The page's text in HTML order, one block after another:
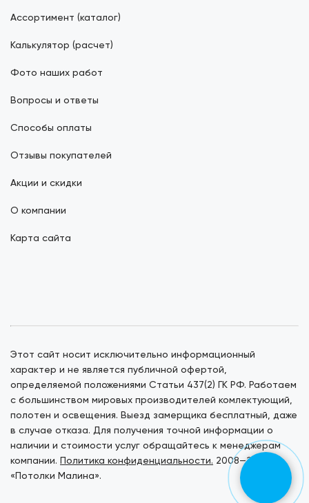
Ассортимент (каталог)
Калькулятор (расчет)
Фото наших работ
Вопросы и ответы
Способы оплаты
Отзывы покупателей
Акции и скидки
О компании
Карта сайта
Этот сайт носит исключительно информационный
характер и не является публичной офертой,
определяемой положениями Статьи 437(2) ГК РФ. Работаем
с большинством мировых производителей комлектующий,
полотен и освещения. Выезд замерщика бесплатный, даже
в случае отказа. Для получения точной информации о
наличии и стоимости услуг обращайтесь к менеджерам
компании. Политика конфиденциальности. 2008—2026. ©
«Потолки Малина».